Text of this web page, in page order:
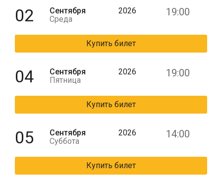
02
Сентября
Среда
2026 19:00
Купить билет
04
Сентября
Пятница
2026 19:00
Купить билет
05
Сентября
Суббота
2026 14:00
Купить билет